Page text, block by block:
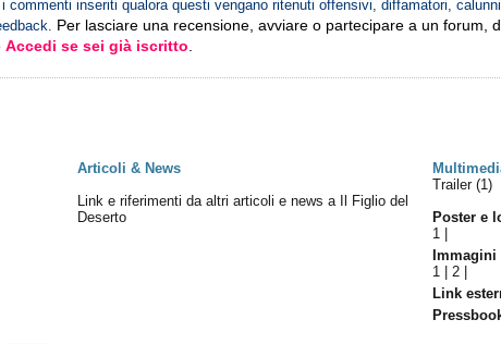
commenti inseriti qualora questi vengano ritenuti offensivi, diffamatori,
Per lasciare una recensione, avviare o partecipare a un forum,
Accedi se sei già iscritto
Articoli & News
Link e riferimenti da altri articoli e news a Il Figlio del
Deserto
Trailer (1)
Poster e
1
Immagini
1 |2
Link